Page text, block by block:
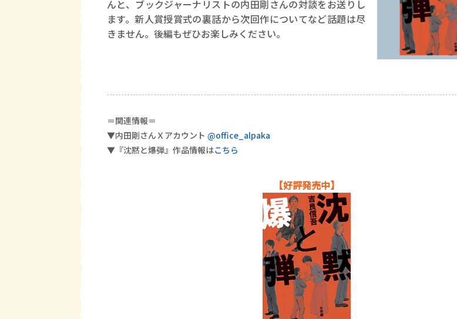
んと、ブックジャーナリストの内田剛さんの対談をお送りし
ます。新人賞授賞式の裏話から次回作についてなど話題は尽
きません。後編もぜひお楽しみください。
＝関連情報＝
▼内田剛さんＸアカウント @office_alpaka
▼『沈黙と爆弾』作品情報はこちら
【好評発売中】